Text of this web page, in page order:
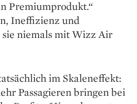
Premiumprodukt.“
Ineffizienz und
niemals mit Wizz Air
im Skaleneffekt:
Passagieren bringen bei